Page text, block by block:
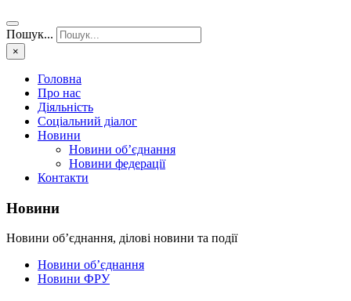
Пошук...
×
Головна
Про нас
Діяльність
Соціальний діалог
Новини
Новини об’єднання
Новини федерації
Контакти
Новини
Новини об’єднання, ділові новини та події
Новини об’єднання
Новини ФРУ